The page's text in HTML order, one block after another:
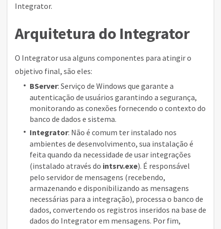
Integrator.
Arquitetura do Integrator
O Integrator usa alguns componentes para atingir o
objetivo final, são eles:
BServer: Serviço de Windows que garante a
autenticação de usuários garantindo a segurança,
monitorando as conexões fornecendo o contexto do
banco de dados e sistema.
Integrator: Não é comum ter instalado nos
ambientes de desenvolvimento, sua instalação é
feita quando da necessidade de usar integrações
(instalado através do intsrv.exe). É responsável
pelo servidor de mensagens (recebendo,
armazenando e disponibilizando as mensagens
necessárias para a integração), processa o banco de
dados, convertendo os registros inseridos na base de
dados do Integrator em mensagens. Por fim,